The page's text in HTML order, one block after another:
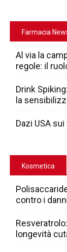
Farmacia
Al via la
regole: il
Drink
la
Dazi USA
Kosmetica
contro i
longevità